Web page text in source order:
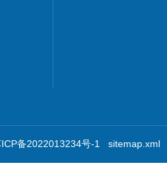
备2022013234号-1 sitemap.xml